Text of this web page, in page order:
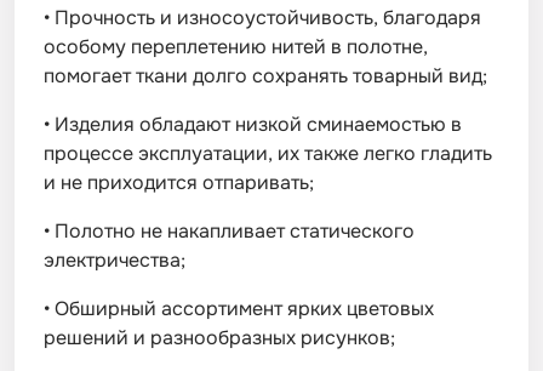
• Прочность и износоустойчивость, благодаря
особому переплетению нитей в полотне,
помогает ткани долго сохранять товарный вид;
• Изделия обладают низкой сминаемостью в
процессе эксплуатации, их также легко гладить
и не приходится отпаривать;
• Полотно не накапливает статического
электричества;
•Обширный ассортимент ярких цветовых
решений и разнообразных рисунков;